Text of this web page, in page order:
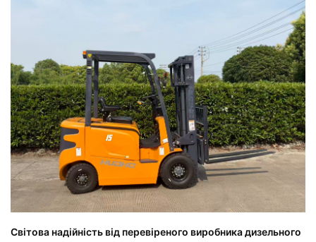
Світова надійність від перевіреного виробника дизельного